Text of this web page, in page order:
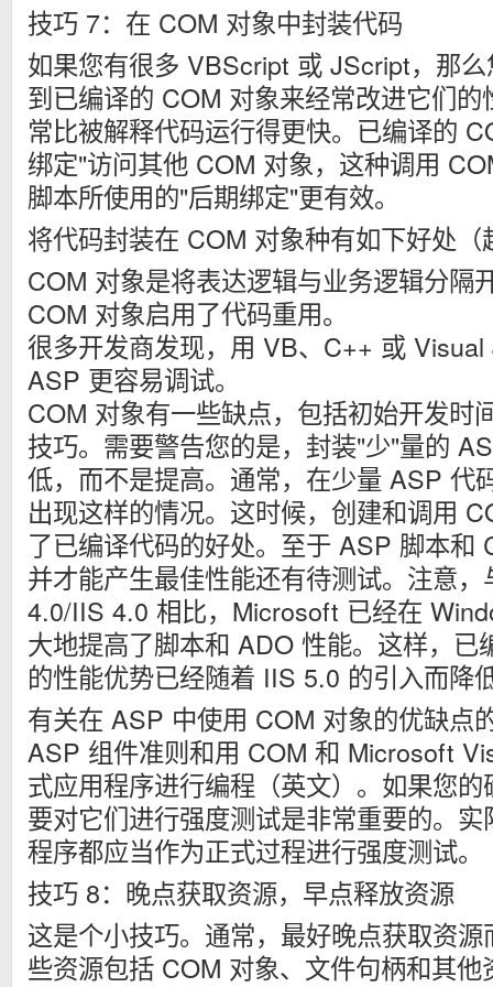
技巧 7：在 COM 对象中封装代码
如果您有很多 VBScript 或 JScript，那
到已编译的 COM 对象来经常改进它们
常比被解释代码运行得更快。已编译的
绑定"访问其他 COM 对象，这种调用
脚本所使用的"后期绑定"更有效。
将代码封装在 COM 对象种有如下好处（
COM 对象是将表达逻辑与业务逻辑分隔
COM 对象启用了代码重用。
很多开发商发现，用 VB、C++ 或
ASP 更容易调试。
COM 对象有一些缺点，包括初始开发时
技巧。需要警告您的是，封装"少"量的
低，而不是提高。通常，在少量 ASP 代
出现这样的情况。这时候，创建和调用
了已编译代码的好处。至于 ASP 脚本和
并才能产生最佳性能还有待测试。注意
4.0/IIS 4.0 相比，Microsoft 已经在
大地提高了脚本和 ADO 性能。这样，已
的性能优势已经随着 IIS 5.0 的引入而降
有关在 ASP 中使用 COM 对象的优缺点
ASP 组件准则和用 COM 和 Microsoft
式应用程序进行编程（英文）。如果您
要对它们进行强度测试是非常重要的。
程序都应当作为正式过程进行强度测试。
技巧 8：晚点获取资源，早点释放资源
这是个小技巧。通常，最好晚点获取资
些资源包括 COM 对象、文件句柄和其他